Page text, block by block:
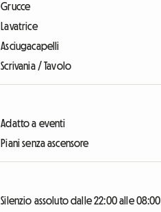
Grucce
Lavatrice
Asciugacapelli
Scrivania / Tavolo
Adatto a eventi
Piani senza ascensore
Silenzio assoluto dalle 22:00 alle 08:00